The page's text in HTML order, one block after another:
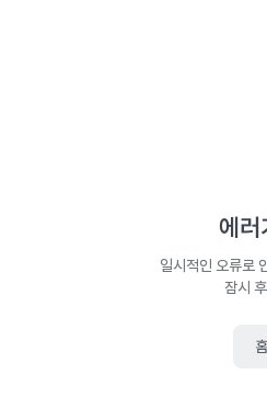
에러
일시적인 오류로
잠시